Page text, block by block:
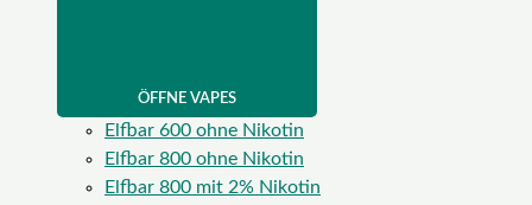
ÖFFNE VAPES
Elfbar 600 ohne Nikotin
Elfbar 800 ohne Nikotin
Elfbar 800 mit 2% Nikotin